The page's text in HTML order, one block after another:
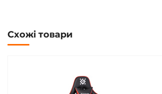
Схожі товари